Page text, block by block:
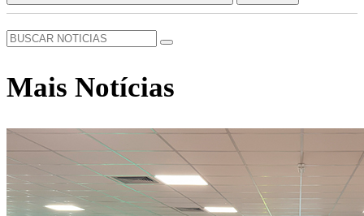
Mais Notícias